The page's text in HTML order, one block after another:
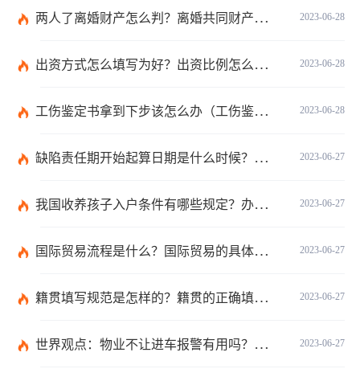
2023-06-28
两人了离婚财产怎么判？离婚共同财产有哪些？_焦点快报
2023-06-28
出资方式怎么填写为好？出资比例怎么填写？
2023-06-28
工伤鉴定书拿到下步该怎么办（工伤鉴定后要是对伤残等级结论不服怎么办）
2023-06-27
缺陷责任期开始起算日期是什么时候？缺陷责任终止证书签发的必要条件是什么？
2023-06-27
我国收养孩子入户条件有哪些规定？办理收养登记的事实收养情况有几种？
2023-06-27
国际贸易流程是什么？国际贸易的具体流程的内容都有哪些？
2023-06-27
籍贯填写规范是怎样的？籍贯的正确填写规范是什么？-天天微动态
2023-06-27
世界观点：物业不让进车报警有用吗？小区不让业主进车该怎么投诉？